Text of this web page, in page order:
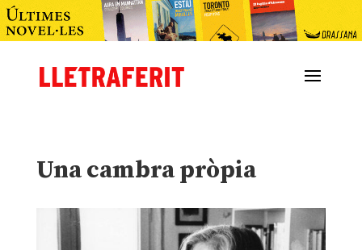
Una cambra pròpia